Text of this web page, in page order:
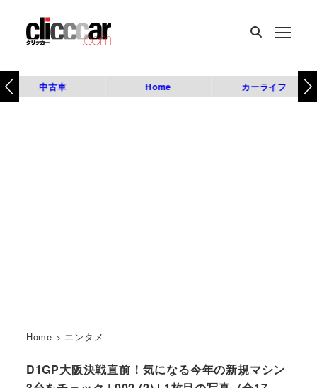
中古車 Home カーライフ
Home > エンタメ
D1GP大阪決戦直前！気になる今年の新規マシン